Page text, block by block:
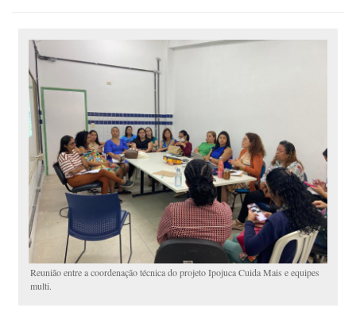
Reunião entre a coordenação técnica do projeto Ipojuca Cuida Mais e equipes
multi.